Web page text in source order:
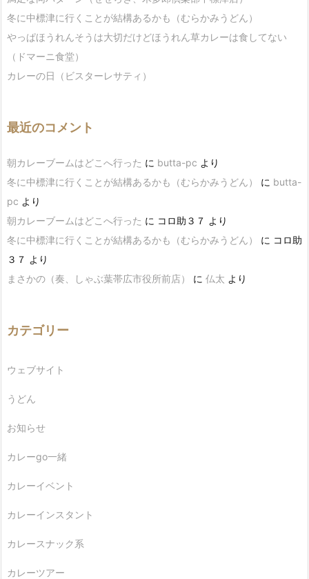
冬に中標津に行くことが結構あるかも（むらかみうどん）
やっぱほうれんそうは大切だけどほうれん草カレーは食してない
（ドマーニ食堂）
カレーの日（ビスターレサティ）
最近のコメント
朝カレーブームはどこへ行った に butta-pc より
冬に中標津に行くことが結構あるかも（むらかみうどん）
に butta-
pc より
朝カレーブームはどこへ行った に コロ助３７ より
冬に中標津に行くことが結構あるかも（むらかみうどん）
に コロ助
３７ より
まさかの（奏、しゃぶ葉帯広市役所前店）
に 仏太 より
カテゴリー
ウェブサイト
うどん
お知らせ
カレーgo一緒
カレーイベント
カレーインスタント
カレースナック系
カレーツアー